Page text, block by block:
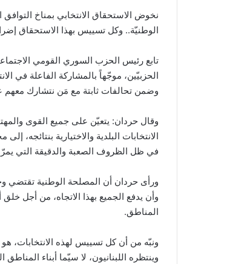
نخوض الاستحقاق الانتخابي بمناخ
الوطنيّة.. وكل تسييس بهذا الاستحقاق
تابع رئيس الحزب السوري القومي
الحزبيّين، موجّهاً بالمشاركة الفاعلة في
وضمن تحالفات ثابتة مع مَن نتشارك معهم
وقال حردان: يتعيّن على جميع القوى
الانتخابات البلدية والاختيارية
في ظل الظروف الصعبة والدقيقة التي يمرّ
ورأى حردان أن المصلحة الوطنية تقتضي
وأن يدفع الجميع بهذا الاتجاه، من أجل خلق
المناطق.
ونبّه من أن كل تسييس لهذه الانتخابات،
وينتظره اللبنانيون، لا سيّما أبناء